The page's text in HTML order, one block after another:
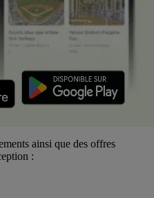
ainsi que des offres
: